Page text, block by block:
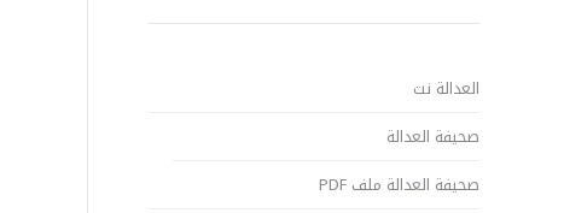
العدالة نت
صحيفة العدالة
صحيفة العدالة ملف PDF